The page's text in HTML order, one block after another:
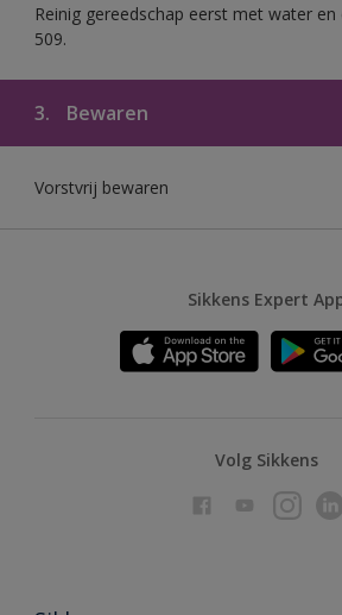
Reinig gereedschap eerst met water
509.
3. Bewaren
Vorstvrij bewaren
Sikkens Expert
Volg Sikkens